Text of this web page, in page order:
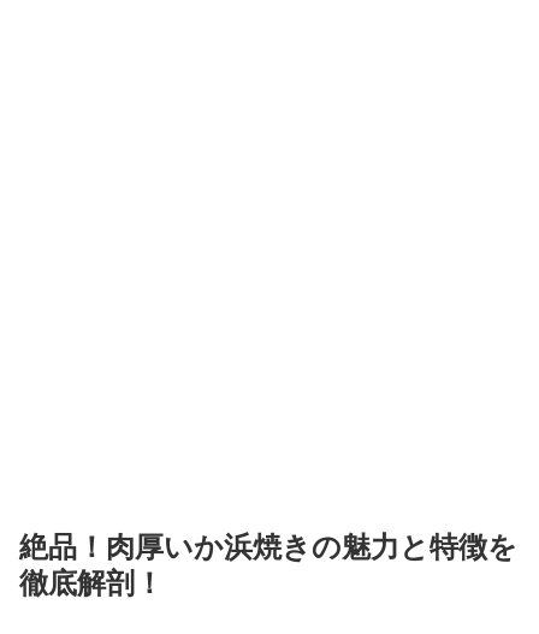
絶品！肉厚いか浜焼きの魅力と特徴を
徹底解剖！